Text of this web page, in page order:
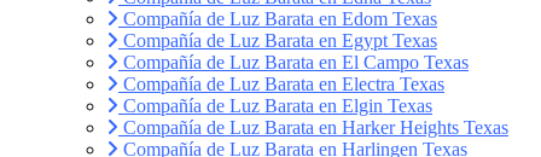
Compañía de Luz Barata en Edom Texas
Compañía de Luz Barata en Egypt Texas
Compañía de Luz Barata en El Campo Texas
Compañía de Luz Barata en Electra Texas
Compañía de Luz Barata en Elgin Texas
Compañía de Luz Barata en Harker Heights Texas
Compañía de Luz Barata en Harlingen Texas